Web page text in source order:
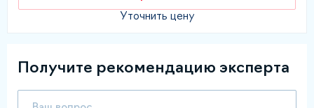
Уточнить цену
Получите рекомендацию эксперта